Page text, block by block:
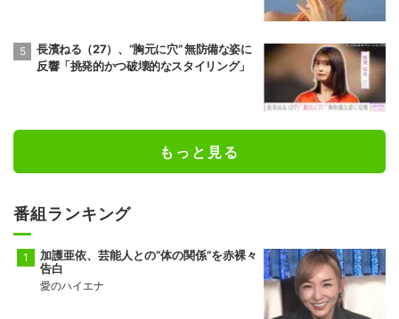
長濱ねる（27）、“胸元に穴” 無防備な姿に
反響「挑発的かつ破壊的なスタイリング」
もっと見る
番組ランキング
加護亜依、芸能人との“体の関係”を赤裸々
告白
愛のハイエナ